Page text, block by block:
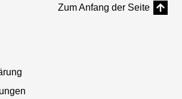
Zum Anfang der Seite